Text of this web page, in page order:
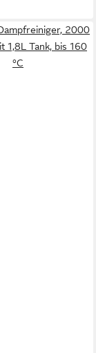
2000
1,8L Tank, bis 160
°C